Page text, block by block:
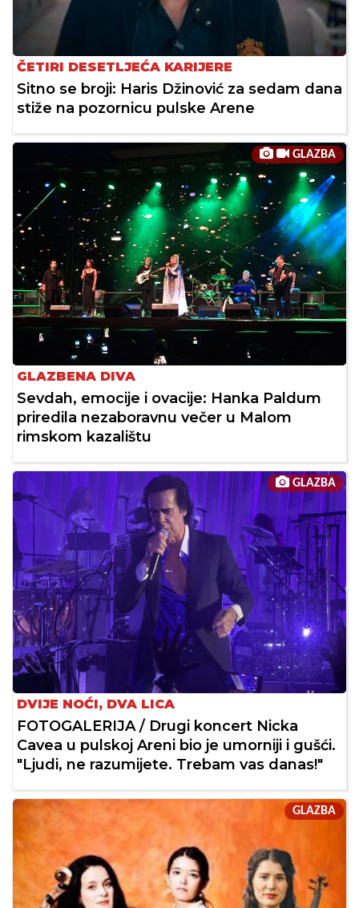
ČETIRI DESETLJEĆA KARIJERE
Sitno se broji: Haris Džinović za sedam dana
stiže na pozornicu pulske Arene
GLAZBA
GLAZBENA DIVA
Sevdah, emocije i ovacije: Hanka Paldum
priredila nezaboravnu večer u Malom
rimskom kazalištu
GLAZBA
DVIJE NOĆI, DVA LICA
FOTOGALERIJA / Drugi koncert Nicka
Cavea u pulskoj Areni bio je umorniji i gušći.
"Ljudi, ne razumijete. Trebam vas danas!"
GLAZBA